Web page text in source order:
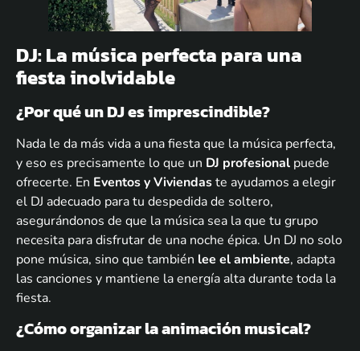
DJ: La música perfecta para una
fiesta inolvidable
¿Por qué un DJ es imprescindible?
Nada le da más vida a una fiesta que la música perfecta,
y eso es precisamente lo que un DJ profesional puede
ofrecerte. En Eventos y Viviendaste ayudamos a elegir
el DJ adecuado para tu despedida de soltero,
asegurándonos de que la música sea la que tu grupo
necesita para disfrutar de una noche épica. Un DJ no solo
pone música, sino que también lee el ambiente, adapta
las canciones y mantiene la energía alta durante toda la
fiesta.
¿Cómo organizar la animación musical?